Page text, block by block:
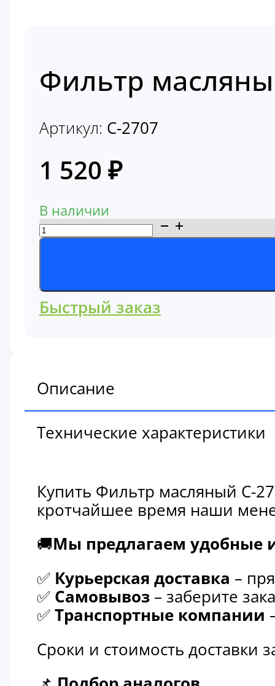
Фильтр
Артикул: C-2707
1 520 ₽
В наличии
Количество
товара
масляный
C-
2707
Быстрый заказ
Описание
Технические характеристики
Купить Фильтр масляный C-
кротчайшее время наши
🚚Мы предлагаем удобные
✅ Курьерская доставка –
✅ Самовывоз – заберите
✅ Транспортные компании
Сроки и стоимость доставки